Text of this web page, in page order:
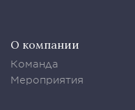
О компании
Команда
Мероприятия